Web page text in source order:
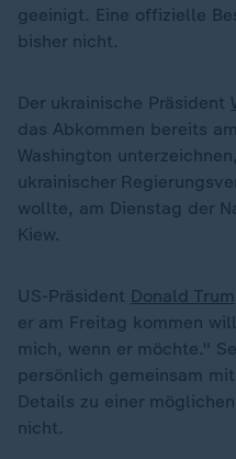
geeinigt. Eine offizielle
bisher nicht.
Der ukrainische Präsident
das Abkommen bereits
Washington
ukrainischer
wollte, am Dienstag der
Kiew.
US-Präsident Donald
er am Freitag kommen
mich, wenn er möchte."
persönlich gemeinsam
Details zu einer
nicht.